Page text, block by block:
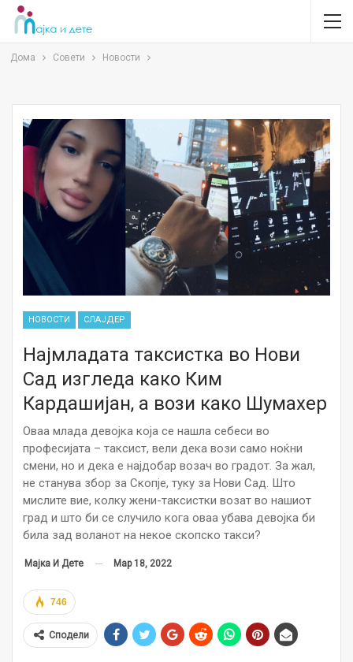
Дома Совети Новости
НОВОСТИ СЛАЈДЕР
Најмладата таксистка во Нови
Сад изгледа како Ким
Кардашијан, а вози како Шумахер
Оваа млада девојка која се нашла себеси во
професијата – таксист, вели дека вози само ноќни
смени, но и дека е најдобар возач во градот. За жал,
не станува збор за Скопје, туку за Нови Сад. Што
мислите вие, колку жени-таксистки возат во нашиот
град и што би се случило кога оваа убава девојка би
била зад воланот на некое скопско такси?
Мајка И Дете Мар 18, 2022
746
Сподели